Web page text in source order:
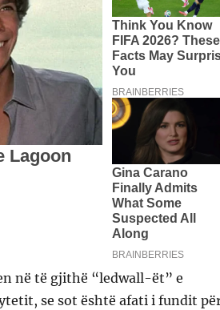
në të gjithë “ledwall-ët” e
se sot është afati i fundit